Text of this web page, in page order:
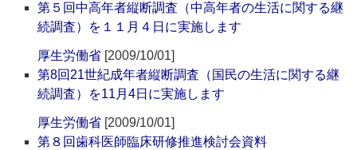
第５回中高年者縦断調査（中高年者の生活に関する継
続調査）を１１月４日に実施します
厚生労働省 [2009/10/01]
第8回21世紀成年者縦断調査（国民の生活に関する継
続調査）を11月4日に実施します
厚生労働省 [2009/10/01]
第８回歯科医師臨床研修推進検討会資料